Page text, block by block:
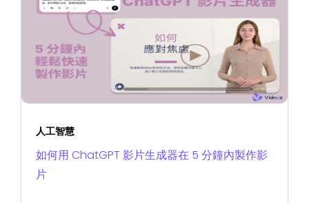
人工智慧
如何用 ChatGPT 影片生成器在 5 分鐘內製作影
片